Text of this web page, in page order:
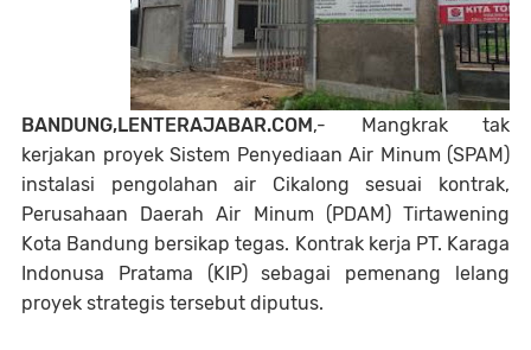
BANDUNG,LENTERAJABAR.COM,- Mangkrak tak
kerjakan proyek Sistem Penyediaan Air Minum (SPAM)
instalasi pengolahan air Cikalong sesuai kontrak,
Perusahaan Daerah Air Minum (PDAM) Tirtawening
Kota Bandung bersikap tegas. Kontrak kerja PT. Karaga
Indonusa Pratama (KIP) sebagai pemenang lelang
proyek strategis tersebut diputus.